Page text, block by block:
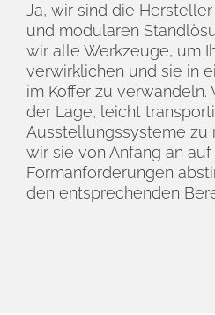
Ja, wir sind die
und modularen
wir alle Werkzeuge, um
verwirklichen und sie in
im Koffer zu verwandeln.
der Lage, leicht
Ausstellungssysteme zu
wir sie von Anfang an
Formanforderungen
den entsprechenden